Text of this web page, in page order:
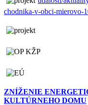
chodnika-v-obci-mierovo-
ZNÍŽENIE
KULTÚRNEHO DOMU